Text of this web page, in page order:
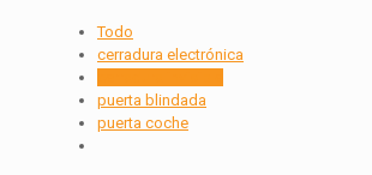
Todo
cerradura electrónica
puerta blindada
puerta coche